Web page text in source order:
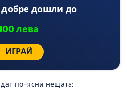
добре дошли до
100 лева
ИГРАЙ
по-ясни нещата: